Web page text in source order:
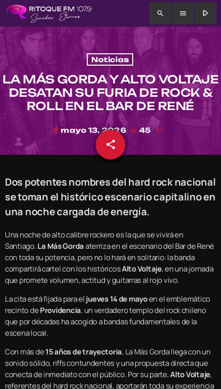
search menu play_arrow
Noticias
LA MÁS GORDA Y ALTO VOLTAJE
DESATAN SU FURIA DE ROCK &
ROLL EN EL BAR DE RENÉ
today mayo 13, 2026 45
share
email
Dos potentes nombres del hard rock nacional
se toman el histórico escenario capitalino en
una noche cargada de energía.
Una noche de alto calibre rockero es la que se vivirá en
Santiago.La Más Gordaaterriza en el escenario del Bar de René
con toda su potencia, pero no lo hará en solitario: la banda
compartirá cartel con los históricosAlto Voltaje, en una jornada
que promete volumen, actitud y guitarras al rojo vivo.
La cita está fijada para eljueves 14 de mayoen el emblemático
recinto deProvidencia, un verdadero templo del rock chileno
que por décadas ha acogido a bandas fundamentales de la
escena local.
Con más de15 años de trayectoria, La Más Gorda llega con un
sonido sólido, riffs contundentes y una propuesta directa que
conecta de inmediato con el público. Por su parte,Alto Voltaje,
referentes del hard rock nacional, aportarán toda su experiencia